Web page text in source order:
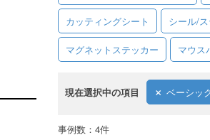
カッティングシート シール/
マグネットステッカー マウス
現在選択中の項目 ベーシッ
事例数：4件